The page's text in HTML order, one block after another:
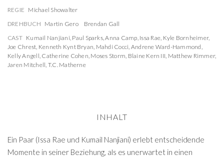
REGIE Michael Showalter
DREHBUCH Martin Gero
Brendan Gall
CAST Kumail Nanjiani, Paul Sparks,Anna Camp, Issa Rae, Kyle Bornheimer,
Joe Chrest, Kenneth Kynt Bryan, Mahdi Cocci, Andrene Ward-Hammond,
Kelly Angell, Catherine Cohen, Moses Storm, Blaine Kern III, Matthew Rimmer,
Jaren Mitchell, T.C. Matherne
INHALT
Ein Paar (Issa Rae und Kumail Nanjiani) erlebt entscheidende
Momente in seiner Beziehung, als es unerwartet in einen